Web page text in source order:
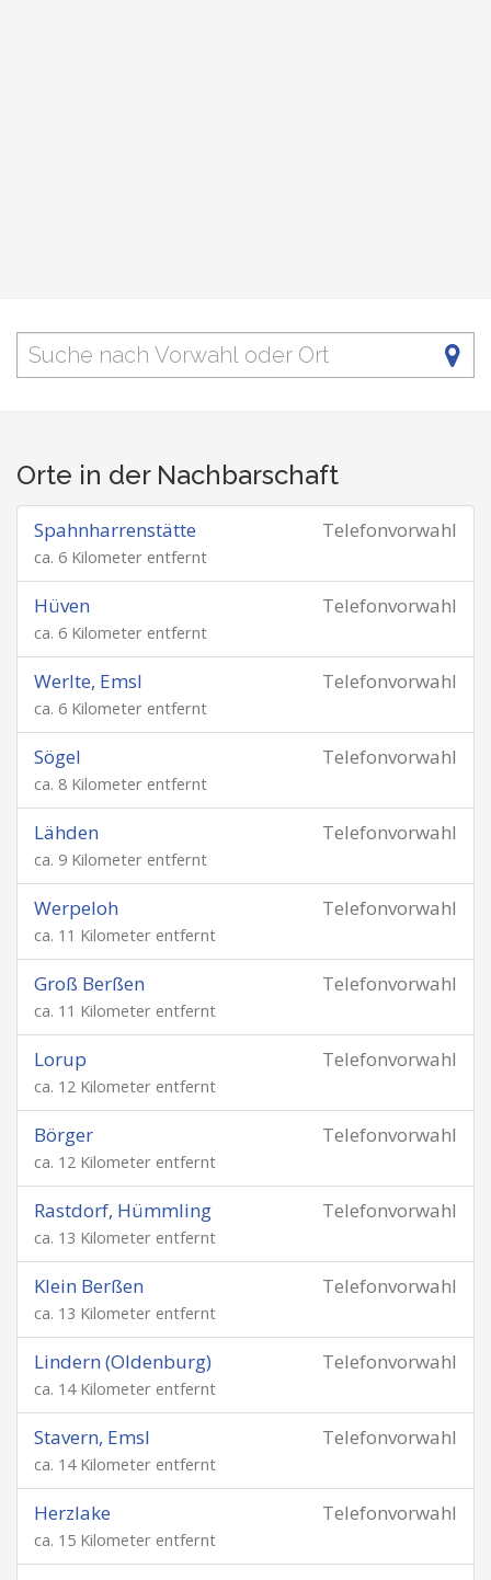
Orte in der Nachbarschaft
Telefonvorwahl
Spahnharrenstätte
ca. 6 Kilometer entfernt
Telefonvorwahl
Hüven
ca. 6 Kilometer entfernt
Telefonvorwahl
Werlte, Emsl
ca. 6 Kilometer entfernt
Telefonvorwahl
Sögel
ca. 8 Kilometer entfernt
Telefonvorwahl
Lähden
ca. 9 Kilometer entfernt
Telefonvorwahl
Werpeloh
ca. 11 Kilometer entfernt
Telefonvorwahl
Groß Berßen
ca. 11 Kilometer entfernt
Telefonvorwahl
Lorup
ca. 12 Kilometer entfernt
Telefonvorwahl
Börger
ca. 12 Kilometer entfernt
Telefonvorwahl
Rastdorf, Hümmling
ca. 13 Kilometer entfernt
Telefonvorwahl
Klein Berßen
ca. 13 Kilometer entfernt
Telefonvorwahl
Lindern (Oldenburg)
ca. 14 Kilometer entfernt
Telefonvorwahl
Stavern, Emsl
ca. 14 Kilometer entfernt
Telefonvorwahl
Herzlake
ca. 15 Kilometer entfernt